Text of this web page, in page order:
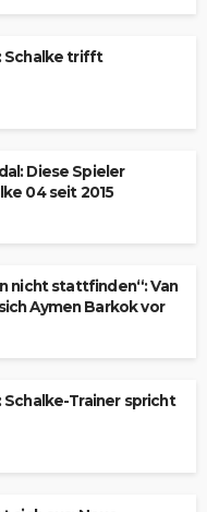
Schalke trifft
Diese Spieler
04 seit 2015
nicht stattfinden“: Van
Aymen Barkok vor
Schalke-Trainer spricht